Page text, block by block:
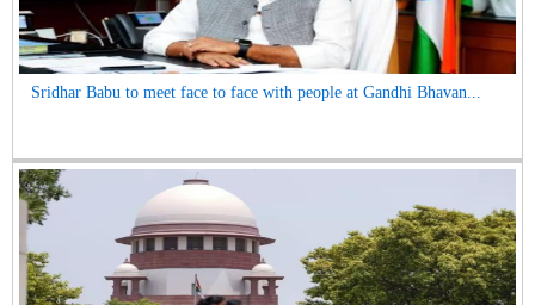
Sridhar Babu to meet face to face with people at Gandhi Bhavan...